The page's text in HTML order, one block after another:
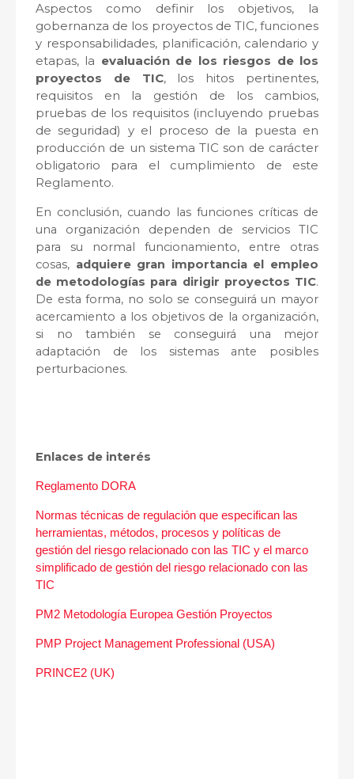
Aspectos como definir los objetivos, la
gobernanza de los proyectos de TIC, funciones
y responsabilidades, planificación, calendario y
etapas, la evaluación de los riesgos de los
proyectos de TIC, los hitos pertinentes,
requisitos en la gestión de los cambios,
pruebas de los requisitos (incluyendo pruebas
de seguridad) y el proceso de la puesta en
producción de un sistema TIC son de carácter
obligatorio para el cumplimiento de este
Reglamento.
En conclusión, cuando las funciones críticas de
una organización dependen de servicios TIC
para su normal funcionamiento, entre otras
cosas, adquiere gran importancia el empleo
de metodologías para dirigir proyectos TIC.
De esta forma, no solo se conseguirá un mayor
acercamiento a los objetivos de la organización,
si no también se conseguirá una mejor
adaptación de los sistemas ante posibles
perturbaciones.
Enlaces de interés
Reglamento DORA
Normas técnicas de regulación que especifican las
herramientas, métodos, procesos y políticas de
gestión del riesgo relacionado con las TIC y el marco
simplificado de gestión del riesgo relacionado con las
TIC
PM2 Metodología Europea Gestión Proyectos
PMP Project Management Professional (USA)
PRINCE2 (UK)